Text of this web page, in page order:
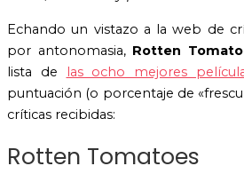
Echando un vistazo a la web de
por antonomasia, Rotten
lista de
las ocho mejores
puntuación (o porcentaje de
críticas recibidas:
Rotten Tomatoes